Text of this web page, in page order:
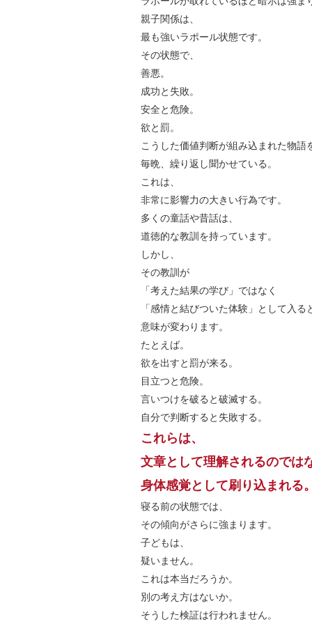
親子関係は、
最も強いラポール状態です。
その状態で、
善悪。
成功と失敗。
安全と危険。
欲と罰。
こうした価値判断が組み込まれた物語
毎晩、繰り返し聞かせている。
これは、
非常に影響力の大きい行為です。
多くの童話や昔話は、
道徳的な教訓を持っています。
しかし、
その教訓が
「考えた結果の学び」ではなく
「感情と結びついた体験」として入る
意味が変わります。
たとえば。
欲を出すと罰が来る。
目立つと危険。
言いつけを破ると破滅する。
自分で判断すると失敗する。
これらは、
文章として理解されるのでは
身体感覚として刷り込まれる。
寝る前の状態では、
その傾向がさらに強まります。
子どもは、
疑いません。
これは本当だろうか。
別の考え方はないか。
そうした検証は行われません。